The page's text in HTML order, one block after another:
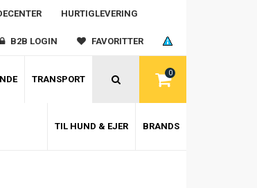
HURTIGLEVERING
B2B LOGIN FAVORITTER
0
TRANSPORT
TIL HUND & EJER BRANDS